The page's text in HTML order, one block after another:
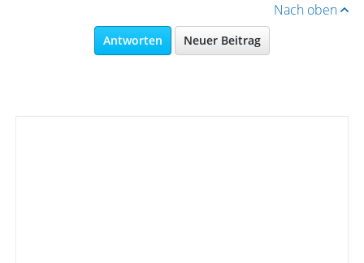
Nach oben
Antworten Neuer Beitrag